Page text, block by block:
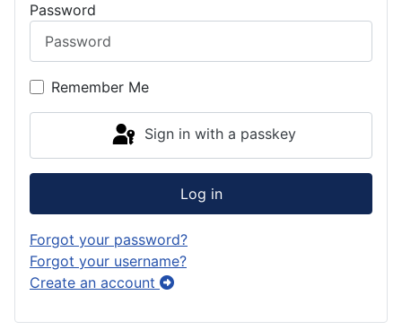
Password
Remember Me
Sign in with a passkey
Log in
Forgot your password?
Forgot your username?
Create an account